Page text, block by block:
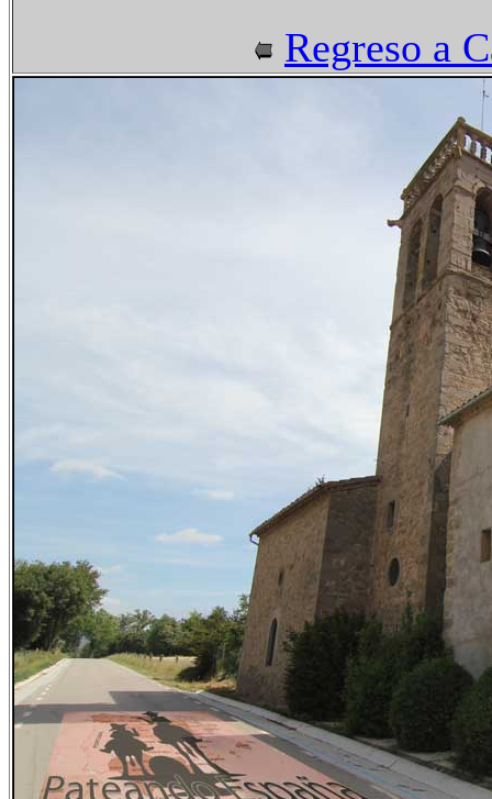
Regreso a